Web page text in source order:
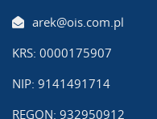
arek@ois.com.pl
KRS: 0000175907
NIP: 9141491714
REGON: 932950912